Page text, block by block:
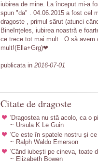
iubirea de mine. La început mi-a
spun "da" . 04.06.2015 a fost cel
dragoste , primul sãrut (atunci
Bineînțeles, iubirea noastrã e
ce trece tot mai mult . O sã avem
mult!(Ella+Grg)❤
publicata in 2016-07-01
Citate de dragoste
'Dragostea nu stă acolo, ca o
~ Ursula K Le Guin
'Ce este în spatele nostru și
~ Ralph Waldo Emerson
'Când iubești pe cineva, toate
~ Elizabeth Bowen